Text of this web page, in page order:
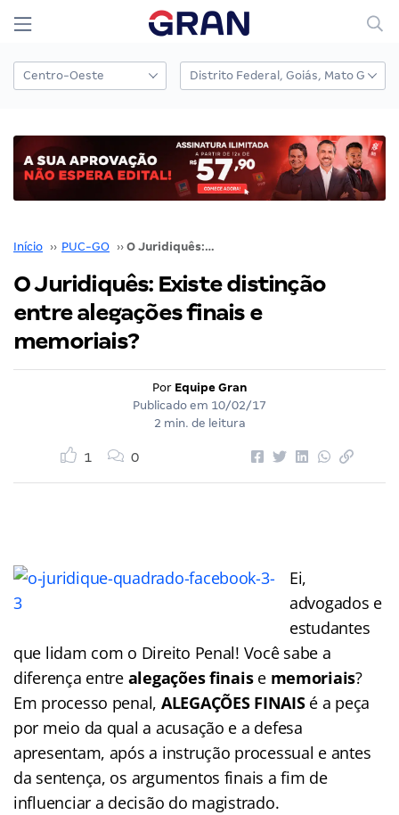
Início ›› PUC-GO ›› O Juridiquês: Existe distinção entre alegações finais e memoriais?
O Juridiquês: Existe distinção
entre alegações finais e
memoriais?
Por Equipe Gran
Publicado em 10/02/17
2 min. de leitura
1 0
Ei,
advogados e
estudantes
que lidam com o Direito Penal! Você sabe a
diferença entre alegações finaise memoriais?
Em processo penal, ALEGAÇÕES FINAIS é a peça
por meio da qual a acusação e a defesa
apresentam, após a instrução processual e antes
da sentença, os argumentos finais a fim de
influenciar a decisão do magistrado.